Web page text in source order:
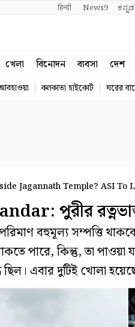
हिन्दी News9 ಕನ್ನಡ
খেলা বিনোদন ব্যবসা দেশ
কলকাতা হাইকোর্ট ঘরের
Jagannath Temple? ASI To
পুরীর
বহুমূল্য সম্পত্তি
পারে, কিন্তু, তা
এবার দুটিই খোলা